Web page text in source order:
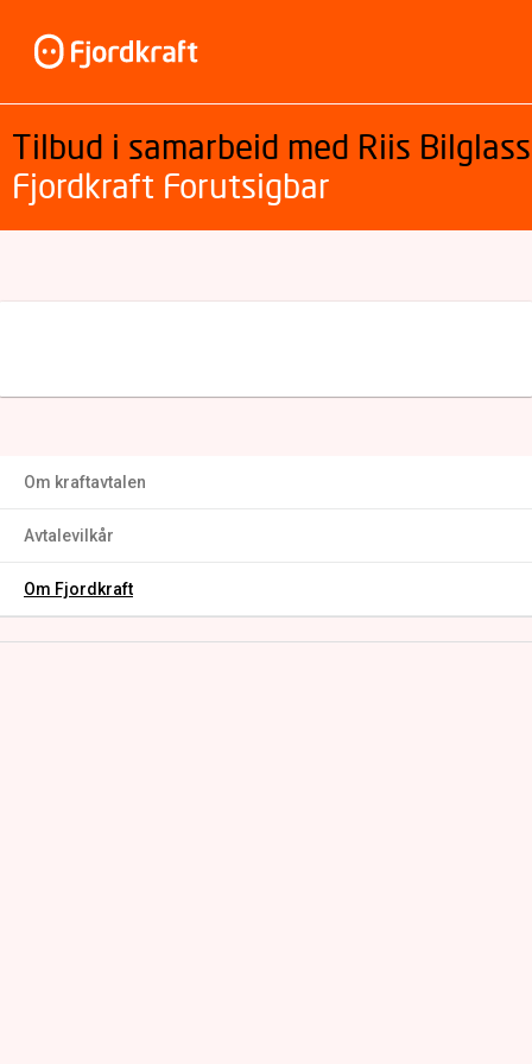
Tilbud i samarbeid med Riis Bilglass
Fjordkraft Forutsigbar
Om kraftavtalen
Avtalevilkår
Om Fjordkraft